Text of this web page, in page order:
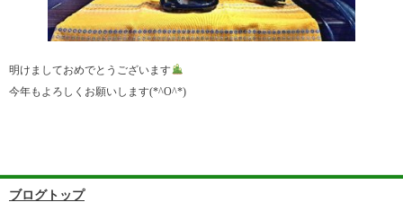
明けましておめでとうございます
今年もよろしくお願いします(*^O^*)
ブログトップ